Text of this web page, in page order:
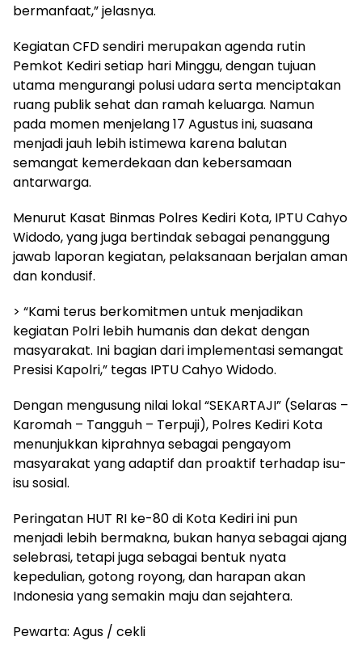
bermanfaat,” jelasnya.
Kegiatan CFD sendiri merupakan agenda rutin
Pemkot Kediri setiap hari Minggu, dengan tujuan
utama mengurangi polusi udara serta menciptakan
ruang publik sehat dan ramah keluarga. Namun
pada momen menjelang 17 Agustus ini, suasana
menjadi jauh lebih istimewa karena balutan
semangat kemerdekaan dan kebersamaan
antarwarga.
Menurut Kasat Binmas Polres Kediri Kota, IPTU Cahyo
Widodo, yang juga bertindak sebagai penanggung
jawab laporan kegiatan, pelaksanaan berjalan aman
dan kondusif.
> “Kami terus berkomitmen untuk menjadikan
kegiatan Polri lebih humanis dan dekat dengan
masyarakat. Ini bagian dari implementasi semangat
Presisi Kapolri,” tegas IPTU Cahyo Widodo.
Dengan mengusung nilai lokal “SEKARTAJI” (Selaras –
Karomah – Tangguh – Terpuji), Polres Kediri Kota
menunjukkan kiprahnya sebagai pengayom
masyarakat yang adaptif dan proaktif terhadap isu-
isu sosial.
Peringatan HUT RI ke-80 di Kota Kediri ini pun
menjadi lebih bermakna, bukan hanya sebagai ajang
selebrasi, tetapi juga sebagai bentuk nyata
kepedulian, gotong royong, dan harapan akan
Indonesia yang semakin maju dan sejahtera.
Pewarta: Agus / cekli